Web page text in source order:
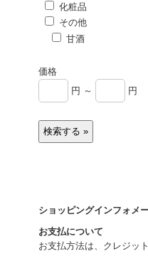
化粧品
その他
甘酒
価格
円 ～
円
ショッピングインフォメ
お支払について
お支払方法は、クレジッ